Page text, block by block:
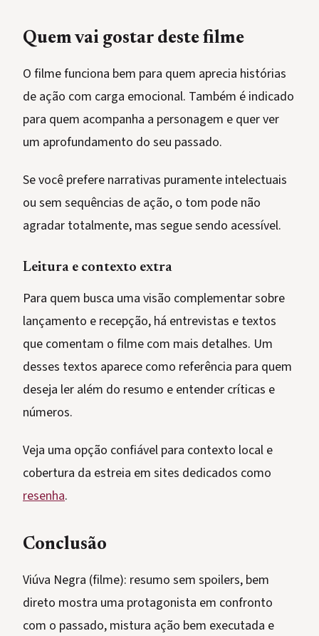
Quem vai gostar deste filme
O filme funciona bem para quem aprecia histórias
de ação com carga emocional. Também é indicado
para quem acompanha a personagem e quer ver
um aprofundamento do seu passado.
Se você prefere narrativas puramente intelectuais
ou sem sequências de ação, o tom pode não
agradar totalmente, mas segue sendo acessível.
Leitura e contexto extra
Para quem busca uma visão complementar sobre
lançamento e recepção, há entrevistas e textos
que comentam o filme com mais detalhes. Um
desses textos aparece como referência para quem
deseja ler além do resumo e entender críticas e
números.
Veja uma opção confiável para contexto local e
cobertura da estreia em sites dedicados como
resenha.
Conclusão
Viúva Negra (filme): resumo sem spoilers, bem
direto mostra uma protagonista em confronto
com o passado, mistura ação bem executada e